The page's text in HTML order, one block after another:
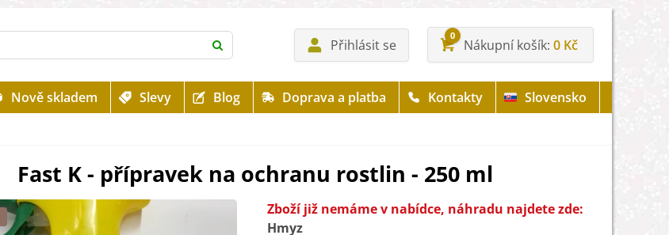
Přihlásit se
0
Nákupní košík 0 Kč
Nově skladem Slevy Blog Doprava a platba Kontakty
Slovensko
Fast K - přípravek na ochranu rostlin - 250 ml
Zboží již nemáme v nabídce, náhradu najdete zde:
Hmyz